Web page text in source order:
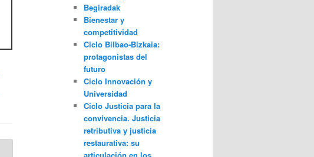
Begiradak
Bienestar y
competitividad
Ciclo Bilbao-Bizkaia:
protagonistas del
futuro
Ciclo Innovación y
Universidad
Ciclo Justicia para la
convivencia. Justicia
retributiva y justicia
restaurativa: su